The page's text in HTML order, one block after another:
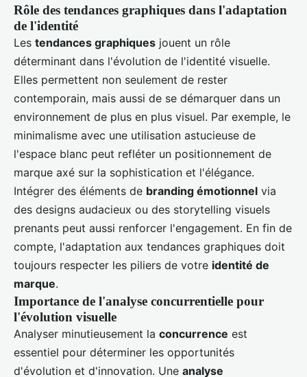
Rôle des tendances graphiques dans l'adaptation
de l'identité
Les tendances graphiques jouent un rôle
déterminant dans l'évolution de l'identité visuelle.
Elles permettent non seulement de rester
contemporain, mais aussi de se démarquer dans un
environnement de plus en plus visuel. Par exemple, le
minimalisme avec une utilisation astucieuse de
l'espace blanc peut refléter un positionnement de
marque axé sur la sophistication et l'élégance.
Intégrer des éléments de branding émotionnel via
des designs audacieux ou des storytelling visuels
prenants peut aussi renforcer l'engagement. En fin de
compte, l'adaptation aux tendances graphiques doit
toujours respecter les piliers de votre identité de
marque.
Importance de l'analyse concurrentielle pour
l'évolution visuelle
Analyser minutieusement la concurrence est
essentiel pour déterminer les opportunités
d'évolution et d'innovation. Une analyse